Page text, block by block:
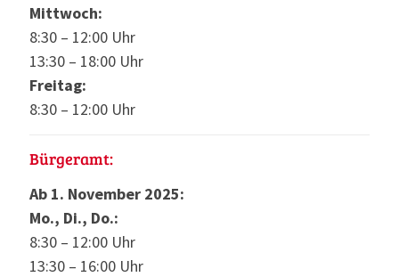
Mittwoch:
8:30 – 12:00 Uhr
13:30 – 18:00 Uhr
Freitag:
8:30 – 12:00 Uhr
Bürgeramt:
Ab 1. November 2025:
Mo., Di., Do.:
8:30 – 12:00 Uhr
13:30 – 16:00 Uhr